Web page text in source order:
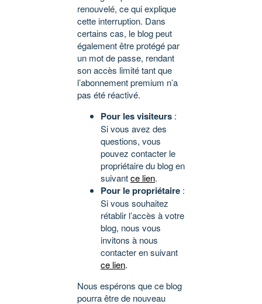
renouvelé, ce qui explique
cette interruption. Dans
certains cas, le blog peut
également être protégé par
un mot de passe, rendant
son accès limité tant que
l’abonnement premium n’a
pas été réactivé.
Pour les visiteurs :
Si vous avez des
questions, vous
pouvez contacter le
propriétaire du blog en
suivantce lien.
Pour le propriétaire :
Si vous souhaitez
rétablir l’accès à votre
blog, nous vous
invitons à nous
contacter en suivant
ce lien.
Nous espérons que ce blog
pourra être de nouveau